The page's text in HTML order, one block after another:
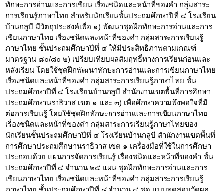
ทักษะการอ่านและการเขียน เรื่องชนิดและหน้าที่ของคำ กลุ่มสาระ
การเรียนรู้ภาษาไทย สำหรับนักเรียนชั้นประถมศึกษาปีที่ ๔ โรงเรียน
บ้านกลูบี มีวัตถุประสงค์เพื่อ ๑) พัฒนาชุดฝึกทักษะการอ่านและการ
เขียนภาษาไทย เรื่องชนิดและหน้าที่ของคำ กลุ่มสาระการเรียนรู้
ภาษาไทย ชั้นประถมศึกษาปีที่ ๔ ให้มีประสิทธิภาพตามเกณฑ์
มาตรฐาน ๘๐/๘๐ ๒) เปรียบเทียบผลสัมฤทธิ์ทางการเรียนก่อนและ
หลังเรียน โดยใช้ชุดฝึกพัฒนาทักษะการอ่านและการเขียนภาษาไทย
เรื่องชนิดและหน้าที่ของคำ กลุ่มสาระการเรียนรู้ภาษาไทย ชั้น
ประถมศึกษาปีที่ ๔ โรงเรียนบ้านกลูบี สำนักงานเขตพื้นที่การศึกษา
ประถมศึกษานราธิวาส เขต ๑ และ ๓) เพื่อศึกษาความพึงพอใจที่มี
ต่อการเรียนรู้ โดยใช้ชุดฝึกทักษะการอ่านและการเขียนภาษาไทย
เรื่องชนิดและหน้าที่ของคำ กลุ่มสาระการเรียนรู้ภาษาไทยของ
นักเรียนชั้นประถมศึกษาปีที่ ๔ โรงเรียนบ้านกลูบี สำนักงานเขตพื้นที่
การศึกษาประถมศึกษานราธิวาส เขต ๑ เครื่องมือที่ใช้ในการศึกษา
ประกอบด้วย แผนการจัดการเรียนรู้ เรื่องชนิดและหน้าที่ของคำ ชั้น
ประถมศึกษาปีที่ ๔ จำนวน ๒๕ แผน ชุดฝึกทักษะการอ่านและการ
เขียนภาษาไทย เรื่องชนิดและหน้าที่ของคำ กลุ่มสาระการเรียนรู้